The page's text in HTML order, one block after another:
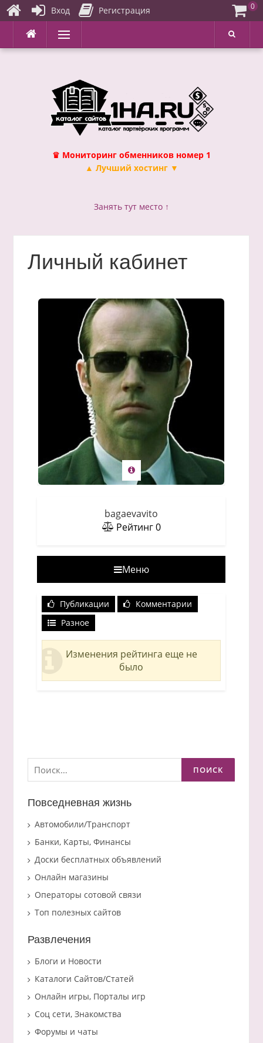
Перейти
содержимому
Меню
♛ Мониторинг обменников номер 1
▲ Лучший хостинг ▼
Занять тут место ↑
Личный кабинет
bagaevavito
Рейтинг0
Меню
Публикации
Комментарии
Разное
Изменения рейтинга еще не
было
Найти:
Повседневная жизнь
Автомобили/Транспорт
Банки, Карты, Финансы
Доски бесплатных объявлений
Онлайн магазины
Операторы сотовой связи
Топ полезных сайтов
Развлечения
Блоги и Новости
Каталоги Сайтов/Статей
Онлайн игры, Порталы игр
Соц сети, Знакомства
Форумы и чаты
Вход Регистрация 0